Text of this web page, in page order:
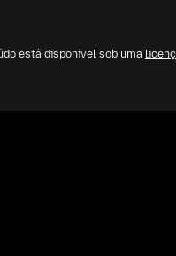
está disponível sob uma